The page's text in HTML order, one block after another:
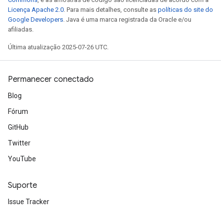
Licença Apache 2.0. Para mais detalhes, consulte as políticas do site do
Google Developers. Java é uma marca registrada da Oracle e/ou
afiliadas.
Última atualização 2025-07-26 UTC.
Permanecer conectado
Blog
Fórum
GitHub
Twitter
YouTube
Suporte
Issue Tracker